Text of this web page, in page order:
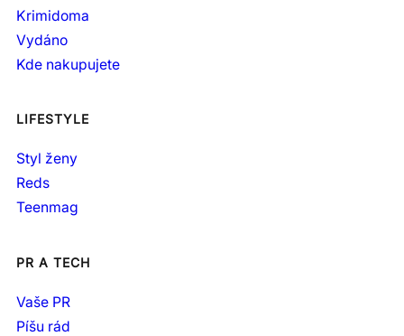
Krimidoma
Vydáno
Kde nakupujete
LIFESTYLE
Styl ženy
Reds
Teenmag
PR A TECH
Vaše PR
Píšu rád